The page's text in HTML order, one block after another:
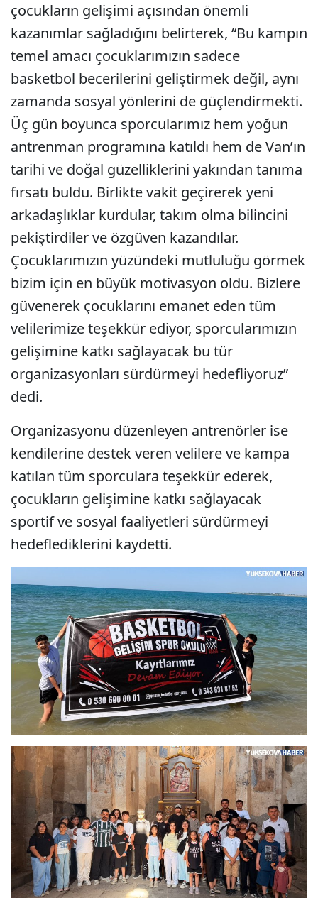
çocukların gelişimi açısından önemli
kazanımlar sağladığını belirterek, “Bu kampın
temel amacı çocuklarımızın sadece
basketbol becerilerini geliştirmek değil, aynı
zamanda sosyal yönlerini de güçlendirmekti.
Üç gün boyunca sporcularımız hem yoğun
antrenman programına katıldı hem de Van’ın
tarihi ve doğal güzelliklerini yakından tanıma
fırsatı buldu. Birlikte vakit geçirerek yeni
arkadaşlıklar kurdular, takım olma bilincini
pekiştirdiler ve özgüven kazandılar.
Çocuklarımızın yüzündeki mutluluğu görmek
bizim için en büyük motivasyon oldu. Bizlere
güvenerek çocuklarını emanet eden tüm
velilerimize teşekkür ediyor, sporcularımızın
gelişimine katkı sağlayacak bu tür
organizasyonları sürdürmeyi hedefliyoruz”
dedi.
Organizasyonu düzenleyen antrenörler ise
kendilerine destek veren velilere ve kampa
katılan tüm sporculara teşekkür ederek,
çocukların gelişimine katkı sağlayacak
sportif ve sosyal faaliyetleri sürdürmeyi
hedeflediklerini kaydetti.